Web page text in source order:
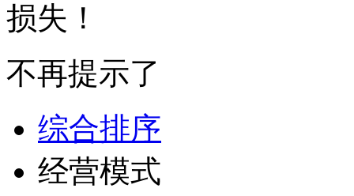
损失！
不再提示了
综合排序
经营模式